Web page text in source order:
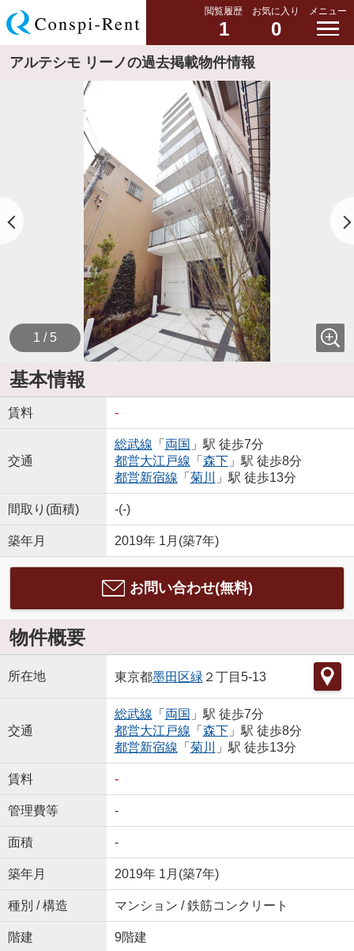
閲覧履歴
1
お気に入り
0
メニュー
アルテシモ リーノの過去掲載物件情報
1 / 5
基本情報
賃料 -
交通
総武線 「 両国 」駅 徒歩7分
都営大江戸線 「 森下」駅 徒歩8分
都営新宿線 「 菊川 」駅 徒歩13分
間取り(面積) -(-)
築年月 2019年 1月(築7年)
お問い合わせ(無料)
物件概要
所在地 東京都墨田区緑 ２丁目5-13
交通
総武線 「 両国 」駅 徒歩7分
都営大江戸線 「 森下」駅 徒歩8分
都営新宿線 「 菊川 」駅 徒歩13分
賃料 -
管理費等 -
面積 -
築年月 2019年 1月(築7年)
種別 / 構造 マンション / 鉄筋コンクリート
階建 9階建